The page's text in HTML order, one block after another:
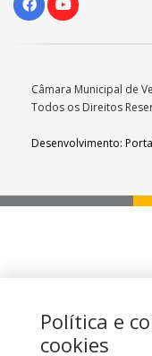
Câmara Municipal de
Todos os Direitos
Desenvolvimento:
Política e
cookies